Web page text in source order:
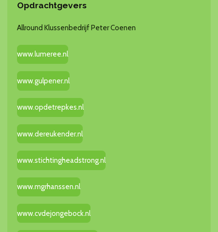
Opdrachtgevers
Allround Klussenbedrijf Peter Coenen
www.lumeree.nl
www.gulpener.nl
www.opdetrepkes.nl
www.dereukender.nl
www.stichtingheadstrong.nl
www.mgrhanssen.nl
www.cvdejongebock.nl